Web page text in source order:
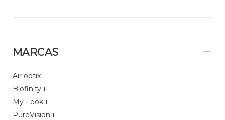
MARCAS
Air optix 1
Biofinity 1
My Look 1
PureVision 1